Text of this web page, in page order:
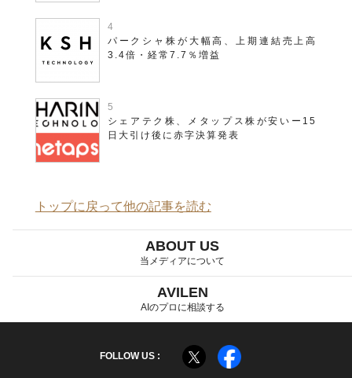
パークシャ株が大幅高、上期連結売上高
3.4倍・経常7.7％増益
シェアテク株、メタップス株が安いー15
日大引け後に赤字決算発表
トップに戻って他の記事を読む
ABOUT US
当メディアについて
AVILEN
AIのプロに相談する
FOLLOW US :